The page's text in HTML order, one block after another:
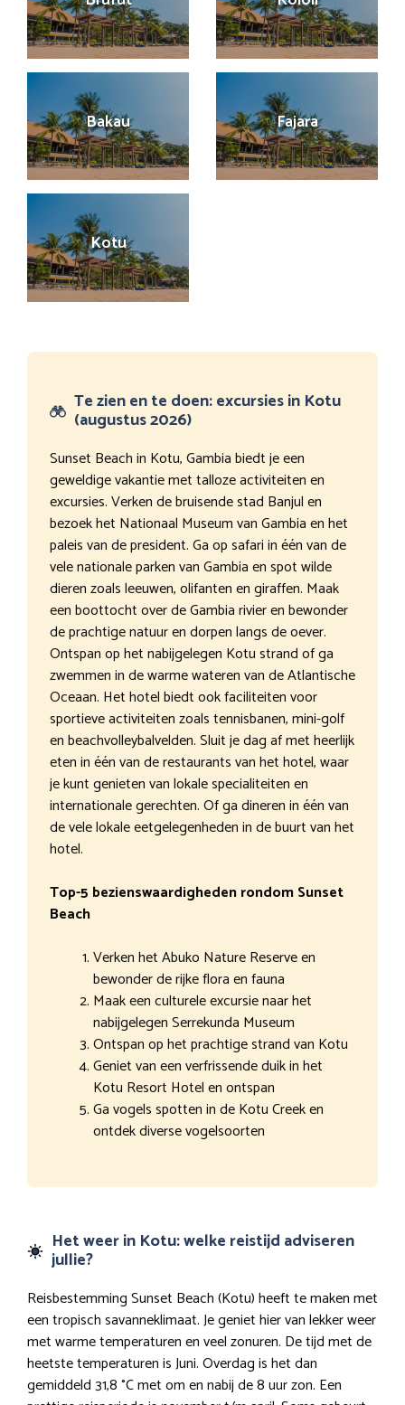
Bakau Fajara
Kotu
Te zien en te doen: excursies in Kotu
(augustus 2026)
Sunset Beach in Kotu, Gambia biedt je een
geweldige vakantie met talloze activiteiten en
excursies. Verken de bruisende stad Banjul en
bezoek het Nationaal Museum van Gambia en het
paleis van de president. Ga op safari in één van de
vele nationale parken van Gambia en spot wilde
dieren zoals leeuwen, olifanten en giraffen. Maak
een boottocht over de Gambia rivier en bewonder
de prachtige natuur en dorpen langs de oever.
Ontspan op het nabijgelegen Kotu strand of ga
zwemmen in de warme wateren van de Atlantische
Oceaan. Het hotel biedt ook faciliteiten voor
sportieve activiteiten zoals tennisbanen, mini-golf
en beachvolleybalvelden. Sluit je dag af met heerlijk
eten in één van de restaurants van het hotel, waar
je kunt genieten van lokale specialiteiten en
internationale gerechten. Of ga dineren in één van
de vele lokale eetgelegenheden in de buurt van het
hotel.
Top-5 bezienswaardigheden rondom Sunset
Beach
Verken het Abuko Nature Reserve en
bewonder de rijke flora en fauna
Maak een culturele excursie naar het
nabijgelegen Serrekunda Museum
Ontspan op het prachtige strand van Kotu
Geniet van een verfrissende duik in het
Kotu Resort Hotel en ontspan
Ga vogels spotten in de Kotu Creek en
ontdek diverse vogelsoorten
Het weer in Kotu: welke reistijd adviseren
jullie?
Reisbestemming Sunset Beach (Kotu) heeft te maken met
een tropisch savanneklimaat. Je geniet hier van lekker weer
met warme temperaturen en veel zonuren. De tijd met de
heetste temperaturen is Juni. Overdag is het dan
gemiddeld 31,8 °C met om en nabij de 8 uur zon. Een